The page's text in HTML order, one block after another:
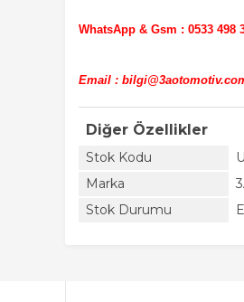
WhatsApp & Gsm : 0533 498
Email :
Diğer Özellikler
Stok Kodu
Marka
Stok Durumu